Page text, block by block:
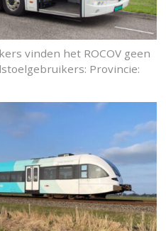
vinden het ROCOV geen
Provincie: